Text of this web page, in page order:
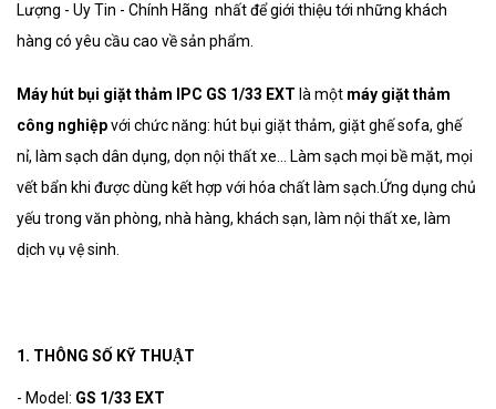
Lượng - Uy Tin - Chính Hãng nhất để giới thiệu tới những khách
hàng có yêu cầu cao về sản phẩm.
Máy hút bụi giặt thảm IPC GS 1/33 EXT là một máy giặt thảm
công nghiệpvới chức năng: hút bụi giặt thảm, giặt ghế sofa, ghế
nỉ, làm sạch dân dụng, dọn nội thất xe… Làm sạch mọi bề mặt, mọi
vết bẩn khi được dùng kết hợp với hóa chất làm sạch.Ứng dụng chủ
yếu trong văn phòng, nhà hàng, khách sạn, làm nội thất xe, làm
dịch vụ vệ sinh.
1. THÔNG SỐ KỸ THUẬT
- Model: GS 1/33 EXT